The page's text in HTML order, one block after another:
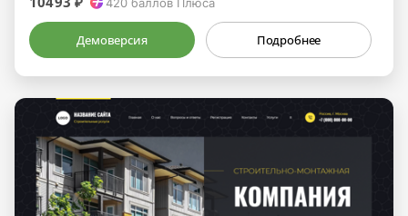
420 баллов Плюса
Демоверсия Подробнее